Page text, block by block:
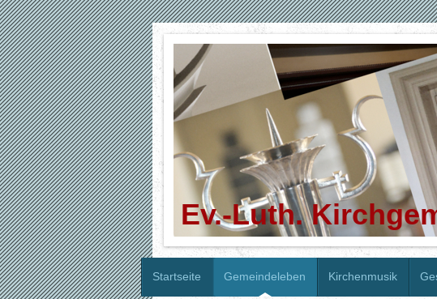
Ev.-Luth.
Startseite Gemeindeleben Kirchenmusik